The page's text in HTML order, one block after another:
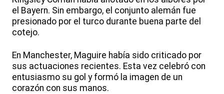
el Bayern. Sin embargo, el conjunto alemán fue
presionado por el turco durante buena parte del
cotejo.
En Manchester, Maguire había sido criticado por
sus actuaciones recientes. Esta vez celebró con
entusiasmo su gol y formó la imagen de un
corazón con sus manos.